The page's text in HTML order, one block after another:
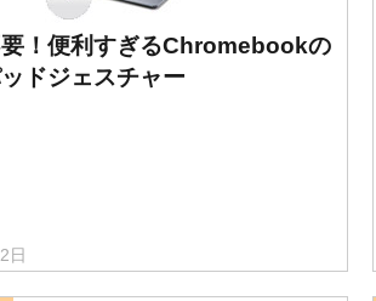
！便利すぎるChromebookの
ドジェスチャー
日